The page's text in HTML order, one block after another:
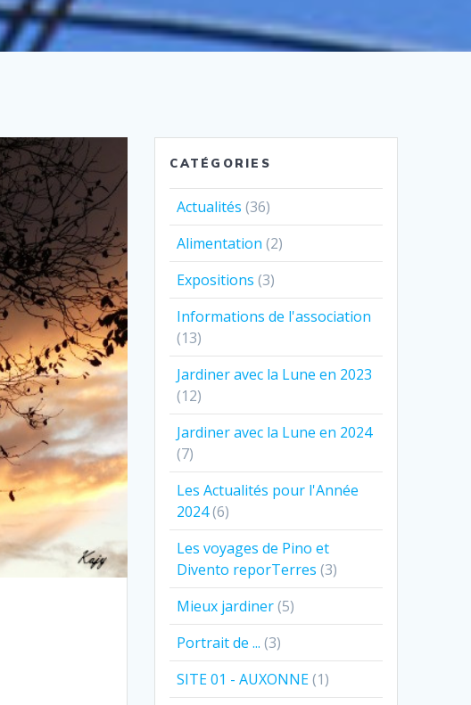
CATÉGORIES
Actualités (36)
Alimentation (2)
Expositions (3)
Informations de l'association
(13)
Jardiner avec la Lune en 2023
(12)
Jardiner avec la Lune en 2024
(7)
Les Actualités pour l'Année
2024(6)
Les voyages de Pino et
Divento reporTerres (3)
Mieux jardiner(5)
Portrait de ... (3)
SITE 01 - AUXONNE(1)